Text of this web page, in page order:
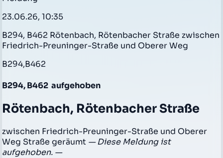
23.06.26, 10:35
B294, B462 Rötenbach, Rötenbacher Straße zwischen
Friedrich-Preuninger-Straße und Oberer Weg
B294,B462
B294, B462 aufgehoben
Rötenbach, Rötenbacher Straße
zwischen Friedrich-Preuninger-Straße und Oberer
Weg Straße geräumt — Diese Meldung ist
aufgehoben. —